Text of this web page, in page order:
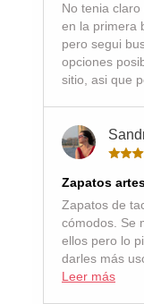
No tenia
en la primera
pero segui
opciones
sitio, asi que
Zapatos
Zapatos de
cómodos. Se
ellos pero lo
darles más
Leer más